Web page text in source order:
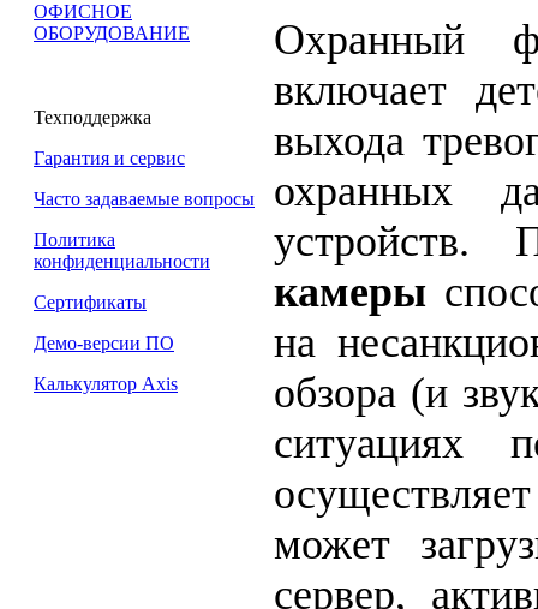
ОФИСНОЕ
ОБОРУДОВАНИЕ
Техподдержка
Гарантия и сервис
Часто задаваемые вопросы
Политика
конфиденциальности
Сертификаты
Демо-версии ПО
Калькулятор Axis
Охранный
включает
выхода
охранных
камеры
на
обзора (и
ситуациях
может
сервер,